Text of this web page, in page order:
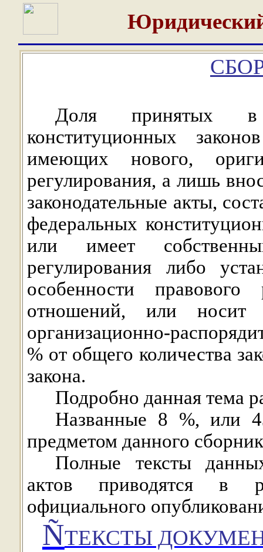
Доля принятых
конституционных
имеющих нового,
регулирования, а лишь
законодательные акты,
федеральных
или имеет
регулирования либо
особенности
отношений, или носит
организационно-
% от общего количества
закона.
Подробно данная тема
Названные 8 %, или
предметом данного
Полные тексты
актов приводятся в
официального
ÑТЕКСТЫ